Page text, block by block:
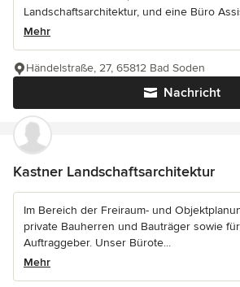
Landschaftsarchitektur, und eine Büro
Mehr
Nachricht
Händelstraße, 27, 65812 Bad Soden
Kastner Landschaftsarchitektur
Im Bereich der Freiraum- und
private Bauherren und Bauträger sowie
Auftraggeber. Unser Bürote...
Mehr